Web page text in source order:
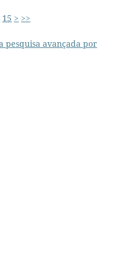
15 > >>
pesquisa avançada por